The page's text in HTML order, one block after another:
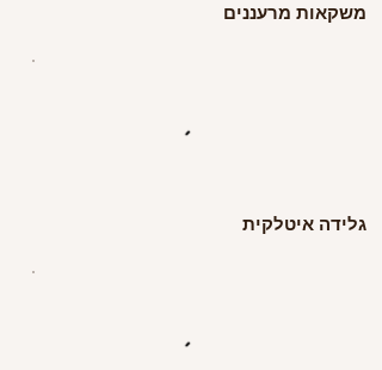
משקאות מרעננים
גלידה איטלקית